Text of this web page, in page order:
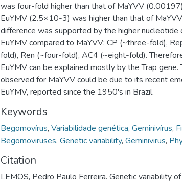
was four-fold higher than that of MaYVV
EuYMV (2.5×10-3) was higher than that of
difference was supported by the higher
EuYMV compared to MaYVV: CP (~three-fold),
fold), Ren (~four-fold), AC4 (~eight-fold).
EuYMV can be explained mostly by the Trap
observed for MaYVV could be due to its recent
EuYMV, reported since the 1950's in Brazil.
Keywords
Begomovírus, Variabilidade genética, Geminivírus,
Begomoviruses, Genetic variability, Geminivirus,
Citation
LEMOS, Pedro Paulo Ferreira. Genetic variability